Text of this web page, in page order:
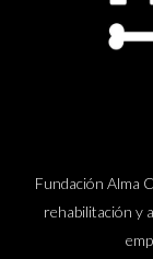
Fundación Alma
rehabilitación y